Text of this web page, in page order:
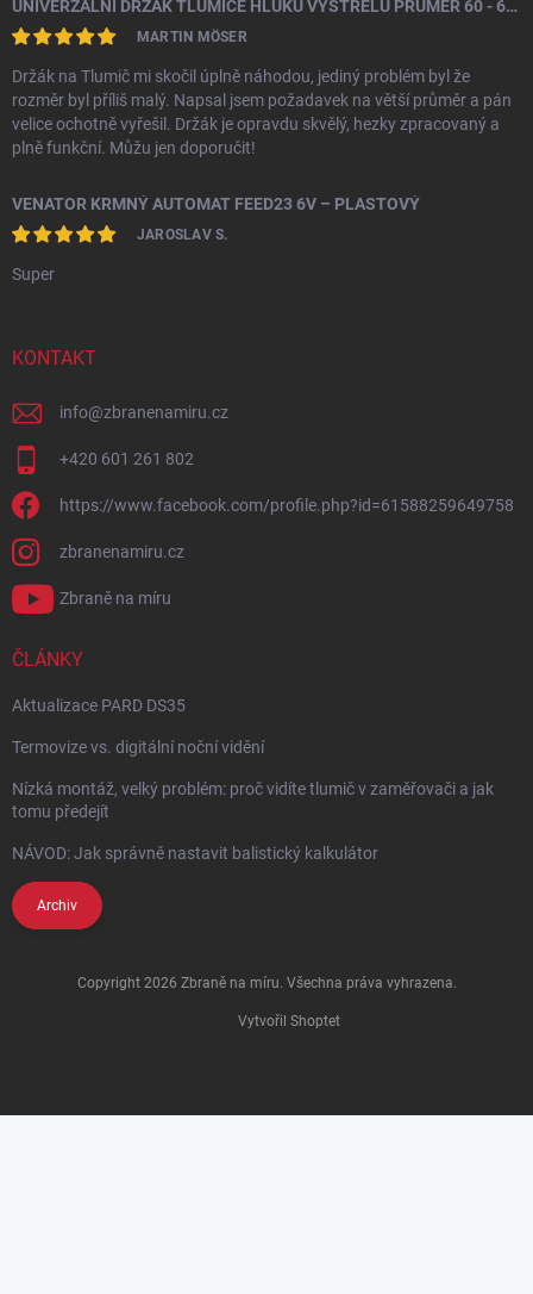
UNIVERZÁLNÍ DRŽÁK TLUMIČE HLUKU VÝSTŘELU PRŮMĚR 60 - 64,5 MM
MARTIN MÖSER
Držák na Tlumič mi skočil úplně náhodou, jediný problém byl že
rozměr byl příliš malý. Napsal jsem požadavek na větší průměr a pán
velice ochotně vyřešil. Držák je opravdu skvělý, hezky zpracovaný a
plně funkční. Můžu jen doporučit!
VENATOR KRMNÝ AUTOMAT FEED23 6V – PLASTOVÝ
JAROSLAV S.
Super
KONTAKT
info@zbranenamiru.cz
+420 601 261 802
https://www.facebook.com/profile.php?id=61588259649758
zbranenamiru.cz
Zbraně na míru
ČLÁNKY
Aktualizace PARD DS35
Termovize vs. digitální noční vidění
Nízká montáž, velký problém: proč vidíte tlumič v zaměřovači a jak
tomu předejít
NÁVOD: Jak správně nastavit balistický kalkulátor
Archiv
Vytvořil Shoptet
Copyright 2026 Zbraně na míru. Všechna práva vyhrazena.